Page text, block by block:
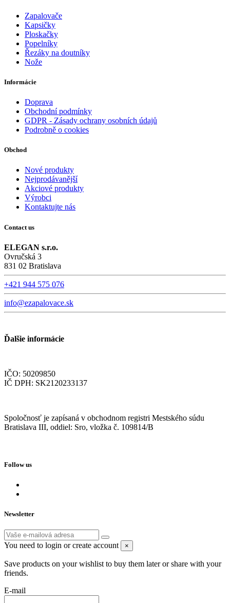
Zapalovače
Kapsičky
Ploskačky
Popelníky
Řezáky na doutníky
Nože
Informácie
Doprava
Obchodní podmínky
GDPR - Zásady ochrany osobních údajů
Podrobně o cookies
Obchod
Nové produkty
Nejprodávanější
Akciové produkty
Výrobci
Kontaktujte nás
Contact us
ELEGAN s.r.o.
Ovručská 3
831 02 Bratislava
+421 944 575 076
info@ezapalovace.sk
Ďalšie informácie
IČO: 50209850
IČ DPH: SK2120233137
Spoločnosť je zapísaná v obchodnom registri Mestského súdu
Bratislava III, oddiel: Sro, vložka č. 109814/B
Follow us
Newsletter
You need to login or create account ×
Save products on your wishlist to buy them later or share with your
friends.
E-mail